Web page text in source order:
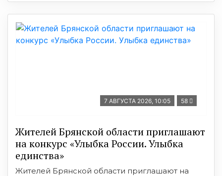
7 АВГУСТА 2026, 10:05 58
Жителей Брянской области приглашают
на конкурс «Улыбка России. Улыбка
единства»
Жителей Брянской области приглашают на